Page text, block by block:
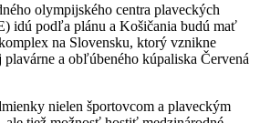
olympijského centra plaveckých
idú podľa plánu a Košičania budú mať
na Slovensku, ktorý vznikne
a obľúbeného kúpaliska Červená
nielen športovcom a plaveckým